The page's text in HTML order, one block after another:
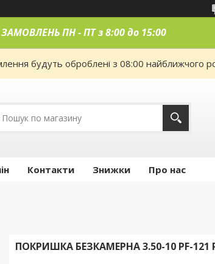
ЗАМОВЛЕНЬ ПН - ПТ з 8:00 до 15:00
будуть оброблені з 08:00 найближчого
Контакти Знижки Про нас
ПОКРИШКА БЕЗКАМЕРНА 3.50-10 PF-121